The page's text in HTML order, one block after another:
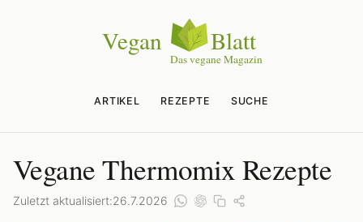
ARTIKEL REZEPTE SUCHE
Vegane Thermomix Rezepte
Zuletzt aktualisiert:26.7.2026